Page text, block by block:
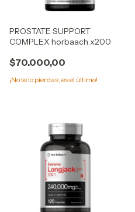
PROSTATE SUPPORT
COMPLEX horbaach x200
$70.000,00
¡No te lo pierdas, es el último!